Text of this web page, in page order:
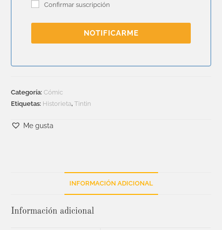
Confirmar suscripción
NOTIFICARME
Categoría:Cómic
Etiquetas: Historieta,Tintin
Me gusta
INFORMACIÓN ADICIONAL
Información adicional